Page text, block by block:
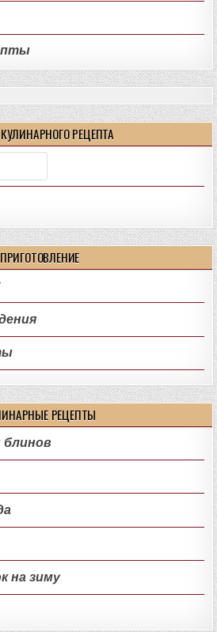
РЕЦЕПТА
ПРИГОТОВЛЕНИЕ
РЕЦЕПТЫ
на зиму